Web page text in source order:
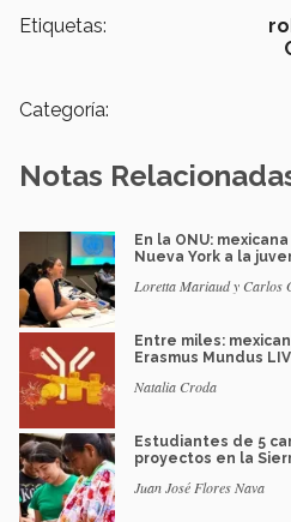
Etiquetas:
Categoría:
Notas
En la ONU:
Nueva York a la
Loretta Mariaud y Carlos
Entre miles:
Erasmus Mundus
Natalia Croda
Estudiantes de 5
proyectos en la
Juan José Flores Nava